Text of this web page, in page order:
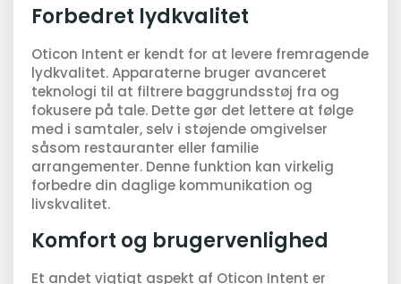
Forbedret lydkvalitet
Oticon Intent er kendt for at levere fremragende
lydkvalitet. Apparaterne bruger avanceret
teknologi til at filtrere baggrundsstøj fra og
fokusere på tale. Dette gør det lettere at følge
med i samtaler, selv i støjende omgivelser
såsom restauranter eller familie
arrangementer. Denne funktion kan virkelig
forbedre din daglige kommunikation og
livskvalitet.
Komfort og brugervenlighed
Et andet vigtigt aspekt af Oticon Intent er